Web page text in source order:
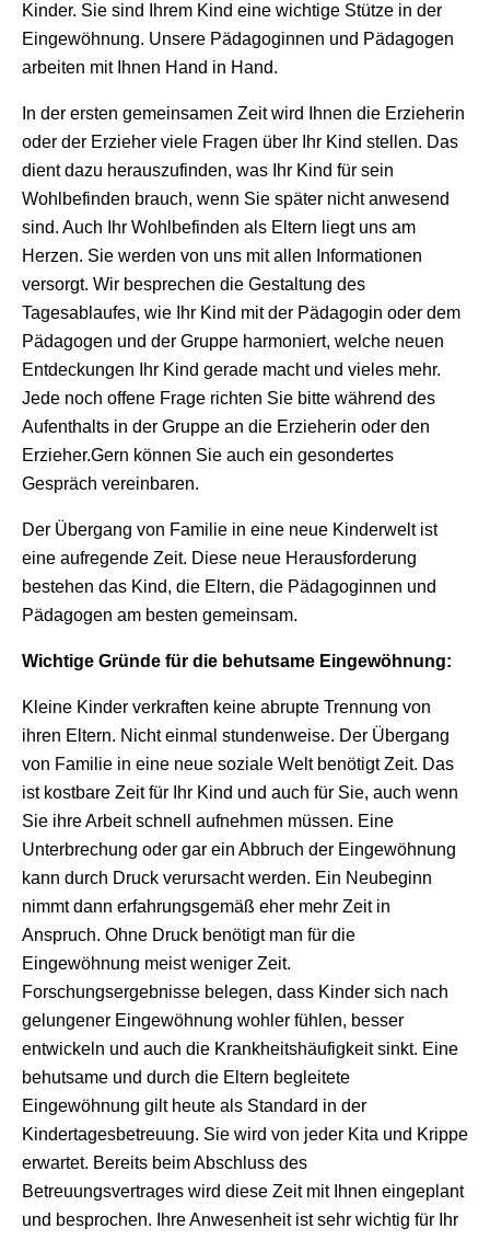
Kinder. Sie sind Ihrem Kind eine wichtige Stütze in der
Eingewöhnung. Unsere Pädagoginnen und Pädagogen
arbeiten mit Ihnen Hand in Hand.
In der ersten gemeinsamen Zeit wird Ihnen die Erzieherin
oder der Erzieher viele Fragen über Ihr Kind stellen. Das
dient dazu herauszufinden, was Ihr Kind für sein
Wohlbefinden brauch, wenn Sie später nicht anwesend
sind. Auch Ihr Wohlbefinden als Eltern liegt uns am
Herzen. Sie werden von uns mit allen Informationen
versorgt. Wir besprechen die Gestaltung des
Tagesablaufes, wie Ihr Kind mit der Pädagogin oder dem
Pädagogen und der Gruppe harmoniert, welche neuen
Entdeckungen Ihr Kind gerade macht und vieles mehr.
Jede noch offene Frage richten Sie bitte während des
Aufenthalts in der Gruppe an die Erzieherin oder den
Erzieher.Gern können Sie auch ein gesondertes
Gespräch vereinbaren.
Der Übergang von Familie in eine neue Kinderwelt ist
eine aufregende Zeit. Diese neue Herausforderung
bestehen das Kind, die Eltern, die Pädagoginnen und
Pädagogen am besten gemeinsam.
Wichtige Gründe für die behutsame Eingewöhnung:
Kleine Kinder verkraften keine abrupte Trennung von
ihren Eltern. Nicht einmal stundenweise. Der Übergang
von Familie in eine neue soziale Welt benötigt Zeit. Das
ist kostbare Zeit für Ihr Kind und auch für Sie, auch wenn
Sie ihre Arbeit schnell aufnehmen müssen. Eine
Unterbrechung oder gar ein Abbruch der Eingewöhnung
kann durch Druck verursacht werden. Ein Neubeginn
nimmt dann erfahrungsgemäß eher mehr Zeit in
Anspruch. Ohne Druck benötigt man für die
Eingewöhnung meist weniger Zeit.
Forschungsergebnisse belegen, dass Kinder sich nach
gelungener Eingewöhnung wohler fühlen, besser
entwickeln und auch die Krankheitshäufigkeit sinkt. Eine
behutsame und durch die Eltern begleitete
Eingewöhnung gilt heute als Standard in der
Kindertagesbetreuung. Sie wird von jeder Kita und Krippe
erwartet. Bereits beim Abschluss des
Betreuungsvertrages wird diese Zeit mit Ihnen eingeplant
und besprochen. Ihre Anwesenheit ist sehr wichtig für Ihr